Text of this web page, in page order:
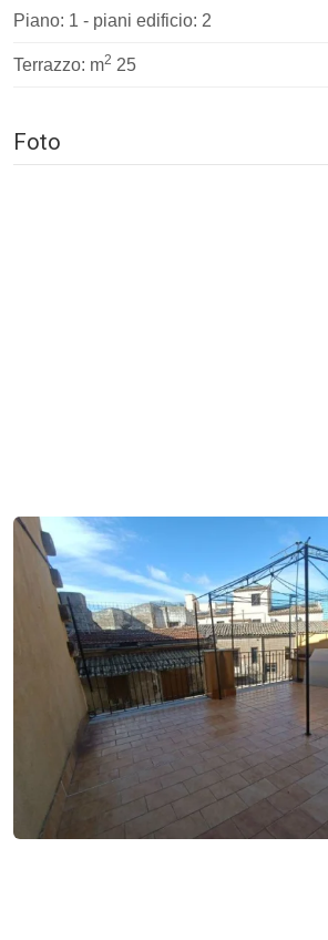
Piano: 1 - piani edificio: 2
Terrazzo: m2 25
Foto